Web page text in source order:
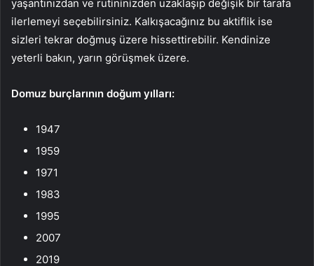
yaşantınızdan ve rutininizden uzaklaşıp değişik bir tarafa
ilerlemeyi seçebilirsiniz. Kalkışacağınız bu aktiflik ise
sizleri tekrar doğmuş üzere hissettirebilir. Kendinize
yeterli bakın, yarın görüşmek üzere.
Domuz burçlarının doğum yılları:
1947
1959
1971
1983
1995
2007
2019